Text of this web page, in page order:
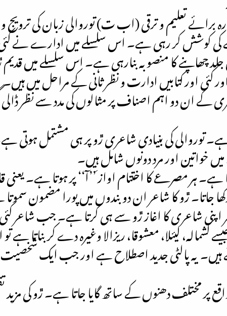
برائے تعلیم و ترقی (اب ت) توروالی زبان کی
کی کوشش کر رہی ہے۔ اس سلسلے میں ادارے نے
چھاپنے کا منصوبہ بنارہی ہے۔ اس سلسلے میں
اور کتابیں ادارت و نظر ثانی کے مراحل میں ہیں۔
کے ان دو اہم اصناف پر مثالوں کی مدد سے نظر
توروالی کی بنیادی شاعری ڙو پر ہی مشتمل ہوتی
خواتین اور مرد دونوں شامل ہیں۔
ہر مصرعے کا اختتام اواز َ’’آ‘‘ پر ہوتا ہے۔ یعنی
جاتا۔ ڙو کا شاعر ان دو بندوں میں پورا مضمون
اپنی شاعری کا اغاز ڙو سے ہی کرتا ہے۔ جب شاعر
لیئلا، معشوقا، ریزالا وغیرہ دے کر بناتا ہے
ہیں۔ یہ پالٹی جدید اصطلاح ہے اور جب ایک
مختلف دھنوں کے ساتھ گایا جاتا ہے۔ ڙو کی مزید